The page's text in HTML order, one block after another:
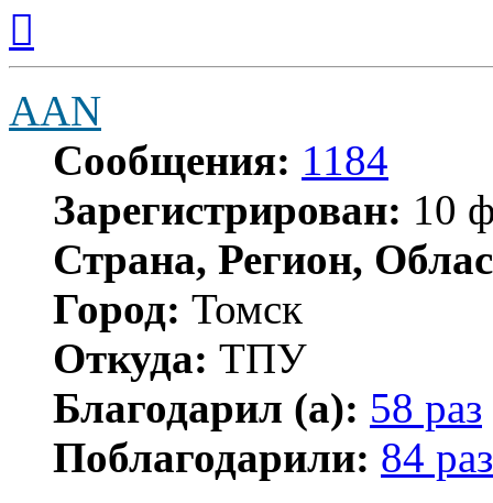
началу
AAN
Сообщения: 1184
Зарегистрирован: 10
Страна, Регион,
Город: Томск
Откуда: ТПУ
Благодарил (а): 58 раз
Поблагодарили: 84